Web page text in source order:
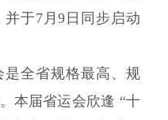
于7月9日同步启动
全省规格最高、规
本届省运会欣逢 “十